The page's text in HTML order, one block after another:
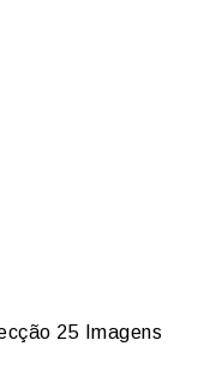
25 Imagens